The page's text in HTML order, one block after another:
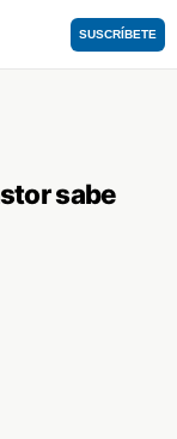
SUSCRÍBETE
sabe